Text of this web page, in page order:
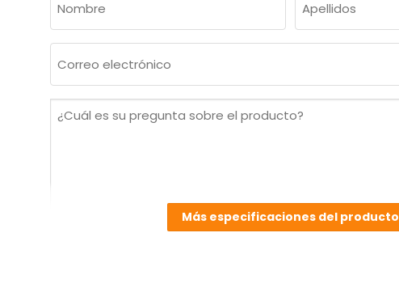
(OBLIGATORIO)
Nombre Apellidos
electrónico
¿Cuál
sobre
Más especificaciones del producto